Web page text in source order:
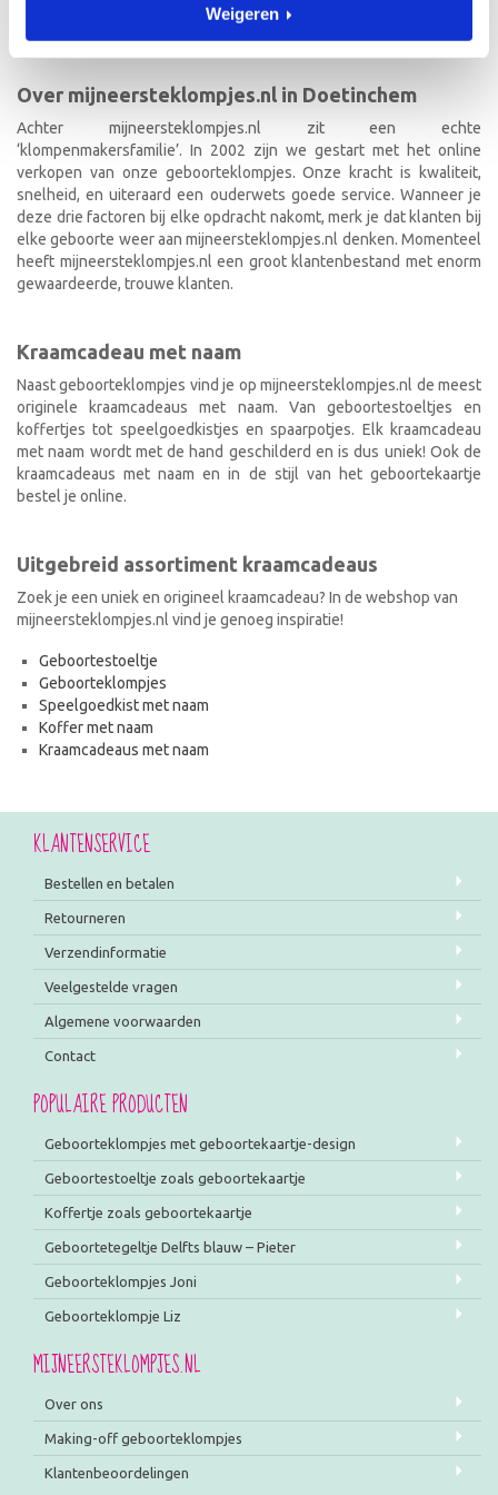
Weigeren
de geboorteklompjes met de hand en indien gewenst in de stijl van
Over mijneersteklompjes.nl in Doetinchem
Achter mijneersteklompjes.nl zit een echte
‘klompenmakersfamilie’. In 2002 zijn we gestart met het online
verkopen van onze geboorteklompjes. Onze kracht is kwaliteit,
snelheid, en uiteraard een ouderwets goede service. Wanneer je
deze drie factoren bij elke opdracht nakomt, merk je dat klanten bij
elke geboorte weer aan mijneersteklompjes.nl denken. Momenteel
heeft mijneersteklompjes.nl een groot klantenbestand met enorm
gewaardeerde, trouwe klanten.
Kraamcadeau met naam
Naast geboorteklompjes vind je op mijneersteklompjes.nl de meest
originele kraamcadeaus met naam. Van geboortestoeltjes en
koffertjes tot speelgoedkistjes en spaarpotjes. Elk kraamcadeau
met naam wordt met de hand geschilderd en is dus uniek! Ook de
kraamcadeaus met naam en in de stijl van het geboortekaartje
bestel je online.
Uitgebreid assortiment kraamcadeaus
Zoek je een uniek en origineel kraamcadeau? In de webshop van
mijneersteklompjes.nl vind je genoeg inspiratie!
Geboortestoeltje
Geboorteklompjes
Speelgoedkist met naam
Koffer met naam
Kraamcadeaus met naam
KLANTENSERVICE
Bestellen en betalen
Retourneren
Verzendinformatie
Veelgestelde vragen
Algemene voorwaarden
Contact
POPULAIRE PRODUCTEN
Geboorteklompjes met geboortekaartje-design
Geboortestoeltje zoals geboortekaartje
Koffertje zoals geboortekaartje
Geboortetegeltje Delfts blauw – Pieter
Geboorteklompjes Joni
Geboorteklompje Liz
MIJNEERSTEKLOMPJES.NL
Over ons
Making-off geboorteklompjes
Klantenbeoordelingen